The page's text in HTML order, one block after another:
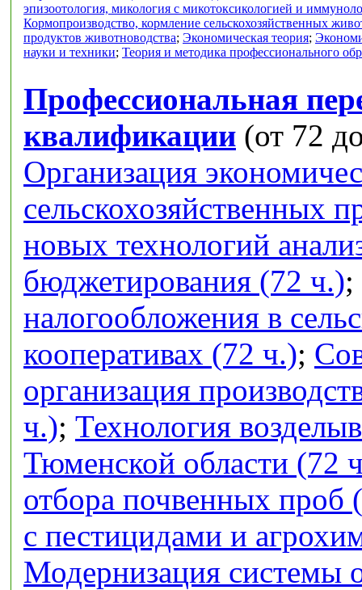
эпизоотология, микология с микотоксикологией и
Кормопроизводство, кормление сельскохозяйственных
продуктов животноводства; Экономическая теория;
науки и техники; Теория и методика профессионального
Профессиональная
квалификации (от 72
Организация
сельскохозяйственных
новых технологий
бюджетирования (72 ч.);
налогообложения в
кооперативах (72 ч.);
организация
ч.); Технология
Тюменской области (72
отбора почвенных проб
с пестицидами и
Модернизация системы